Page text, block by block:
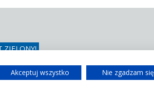
ZIELONY!
poprosić o nasz certyfikat DGNB.
Akceptuj wszystko Nie zgadzam się